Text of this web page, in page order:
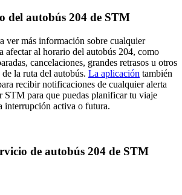
del autobús 204 de STM
ver más información sobre cualquier
afectar al horario del autobús 204, como
cancelaciones, grandes retrasos u otros
la ruta del autobús. La aplicación también
recibir notificaciones de cualquier alerta
STM para que puedas planificar tu viaje
interrupción activa o futura.
de autobús 204 de STM